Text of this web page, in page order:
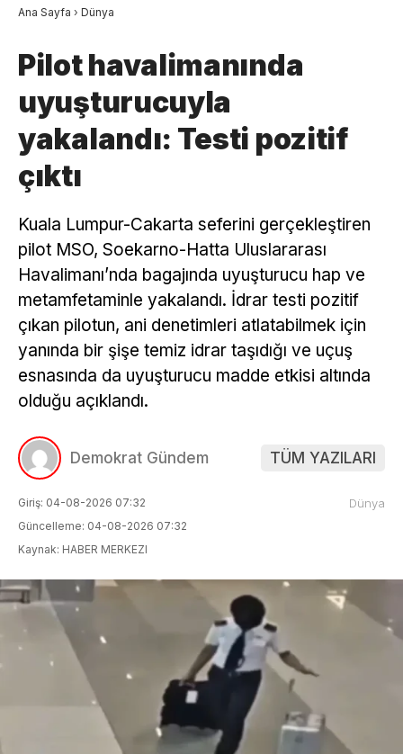
Ana Sayfa › Dünya
Pilot havalimanında
uyuşturucuyla
yakalandı: Testi pozitif
çıktı
Kuala Lumpur-Cakarta seferini gerçekleştiren
pilot MSO, Soekarno-Hatta Uluslararası
Havalimanı’nda bagajında uyuşturucu hap ve
metamfetaminle yakalandı. İdrar testi pozitif
çıkan pilotun, ani denetimleri atlatabilmek için
yanında bir şişe temiz idrar taşıdığı ve uçuş
esnasında da uyuşturucu madde etkisi altında
olduğu açıklandı.
Demokrat Gündem TÜM YAZILARI
Giriş: 04-08-2026 07:32
Güncelleme: 04-08-2026 07:32
Kaynak: HABER MERKEZI
Dünya